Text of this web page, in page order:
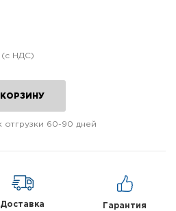
КОРЗИНУ
отгрузки 60-90 дней
Доставка Гарантия